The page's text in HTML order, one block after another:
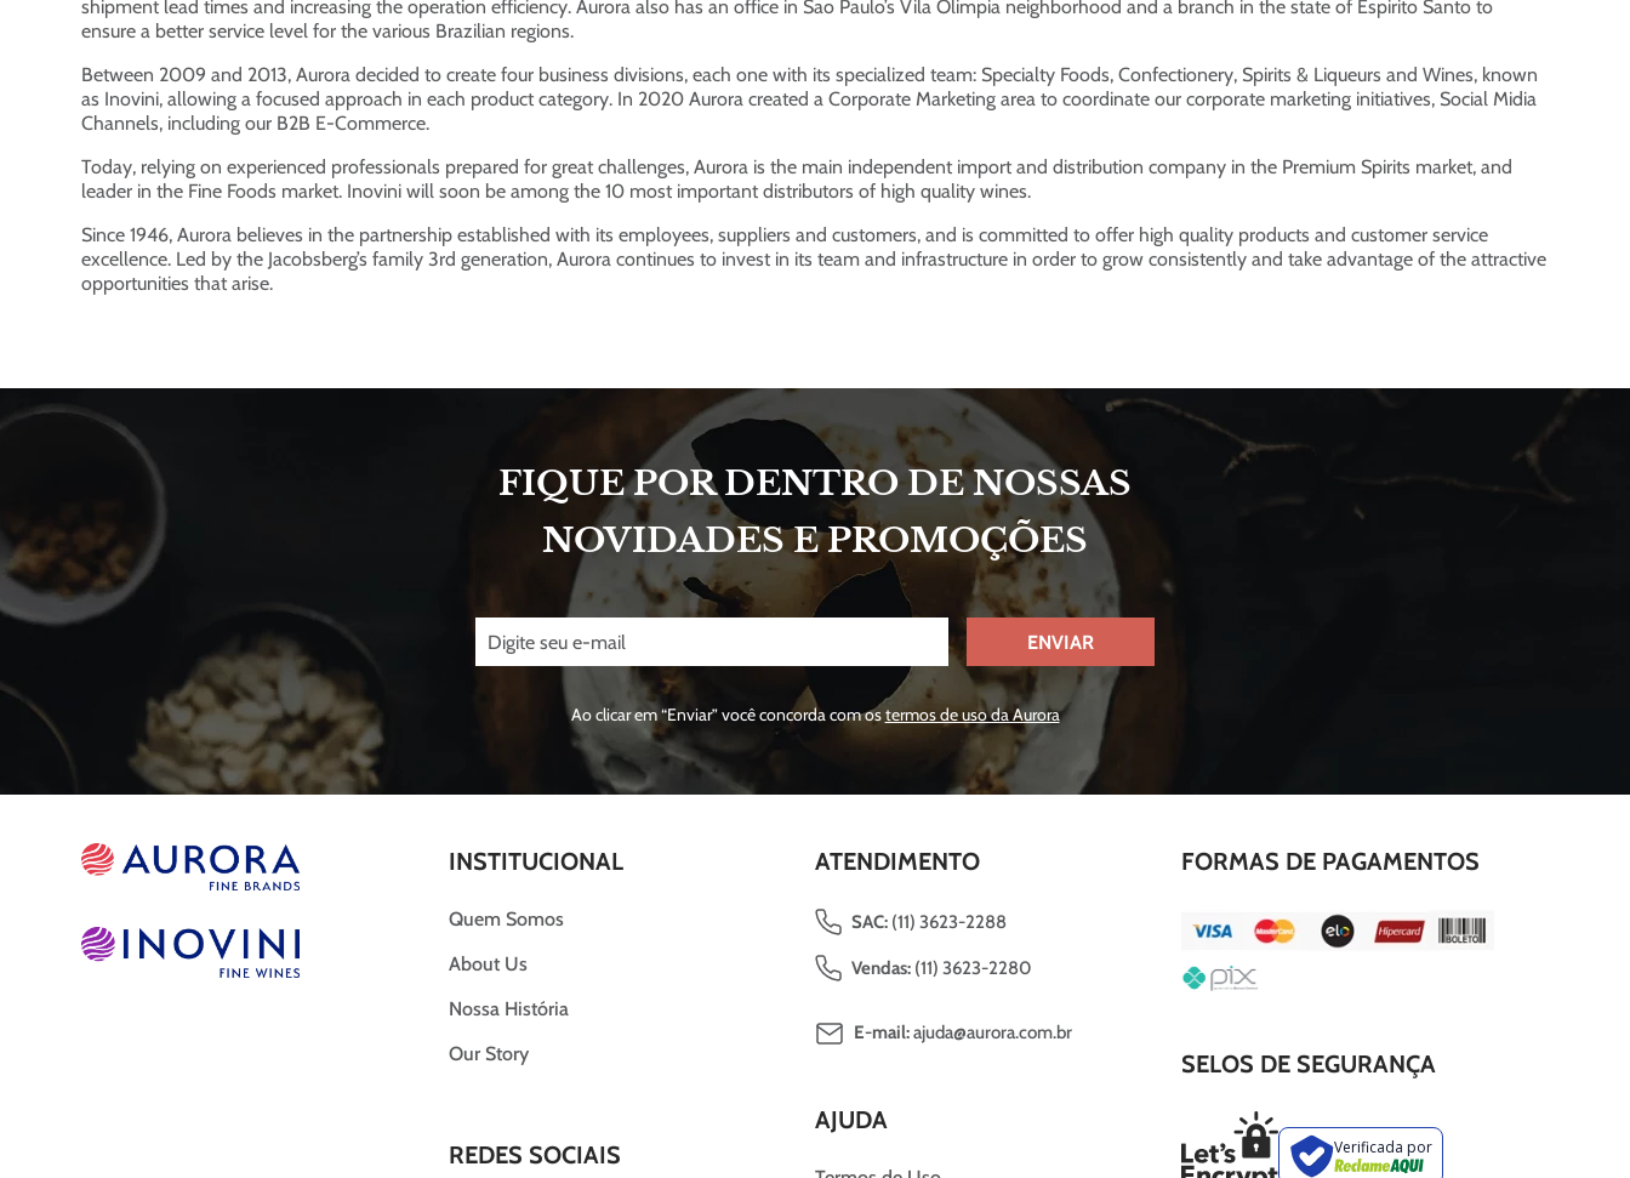
shipment lead times and increasing the operation efficiency. Aurora also has an office in Sao Paulo’s Vila Olimpia neighborhood and a branch in the state of Espirito Santo to
ensure a better service level for the various Brazilian regions.
Between 2009 and 2013, Aurora decided to create four business divisions, each one with its specialized team: Specialty Foods, Confectionery, Spirits & Liqueurs and Wines, known
as Inovini, allowing a focused approach in each product category. In 2020 Aurora created a Corporate Marketing area to coordinate our corporate marketing initiatives, Social Midia
Channels, including our B2B E-Commerce.
Today, relying on experienced professionals prepared for great challenges, Aurora is the main independent import and distribution company in the Premium Spirits market, and
leader in the Fine Foods market. Inovini will soon be among the 10 most important distributors of high quality wines.
Since 1946, Aurora believes in the partnership established with its employees, suppliers and customers, and is committed to offer high quality products and customer service
excellence. Led by the Jacobsberg’s family 3rd generation, Aurora continues to invest in its team and infrastructure in order to grow consistently and take advantage of the attractive
opportunities that arise.
FIQUE POR DENTRO DE NOSSAS
NOVIDADES E PROMOÇÕES
ENVIAR
Ao clicar em “Enviar” você concorda com ostermos de uso da Aurora
INSTITUCIONAL
Quem Somos
About Us
Nossa História
Our Story
REDES SOCIAIS
ATENDIMENTO
SAC:(11) 3623-2288
Vendas:(11) 3623-2280
E-mail:ajuda@aurora.com.br
AJUDA
FORMAS DE PAGAMENTOS
SELOS DE SEGURANÇA